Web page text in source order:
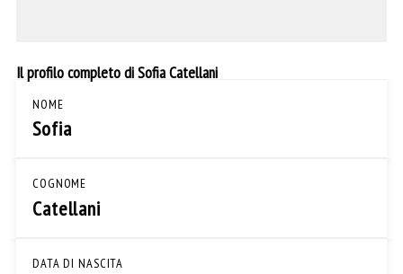
Il profilo completo di Sofia Catellani
NOME
Sofia
COGNOME
Catellani
DATA DI NASCITA